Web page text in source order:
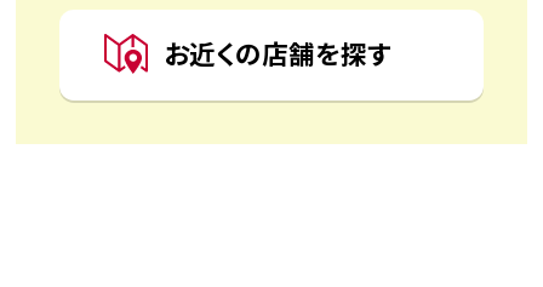
お近くの店舗を探す